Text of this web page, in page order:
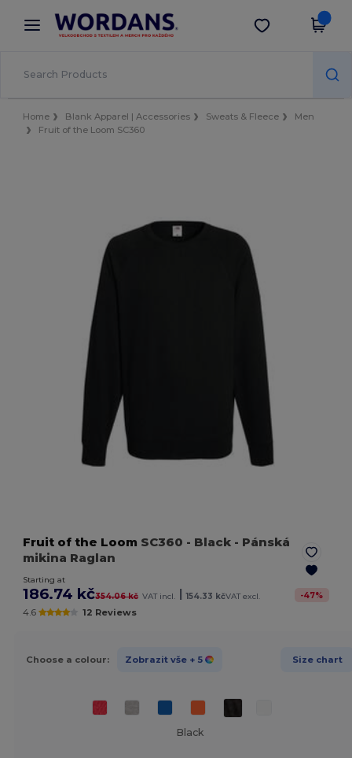
× Aplikace Wordans
Lepší ceny v aplikaci!
Stáhnout app
Home Blank Apparel | Accessories Sweats & Fleece
Men
Fruit of the Loom SC360
Fruit of the Loom SC360 - Black - Pánská
mikina Raglan
Starting at
186.74 kč354.06 kč VAT incl. | 154.33 kčVAT excl. -47%
4.6 12 Reviews
Choose a colour: Zobrazit vše + 5 Size chart
Black